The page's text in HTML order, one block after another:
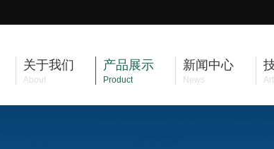
关于我们
About
产品展示
Product
新闻中心
News